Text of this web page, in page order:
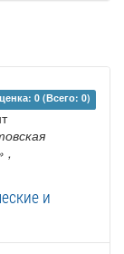
0 (Всего: 0)
,
и